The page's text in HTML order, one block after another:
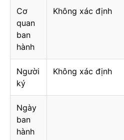
Cơ
quan
ban
hành
Không xác định
Người
ký
Không xác định
Ngày
ban
hành